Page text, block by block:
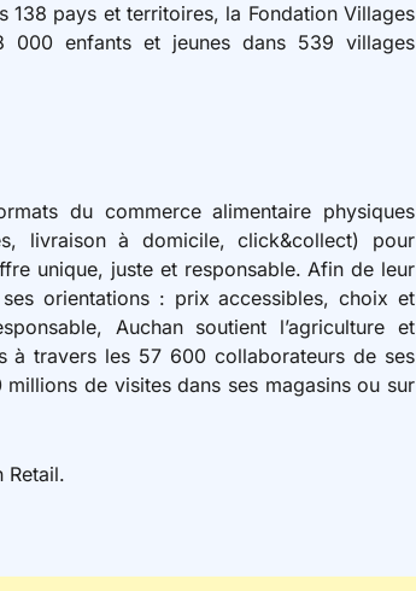
138 pays et territoires, la Fondation Villages
000 enfants et jeunes dans 539 villages
du commerce alimentaire physiques
livraison à domicile, click&collect) pour
unique, juste et responsable. Afin de leur
orientations : prix accessibles, choix et
Auchan soutient l’agriculture et
à travers les 57 600 collaborateurs de ses
de visites dans ses magasins ou sur
Retail.